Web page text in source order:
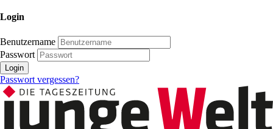
Login
Benutzername
Passwort
Login
Passwort vergessen?